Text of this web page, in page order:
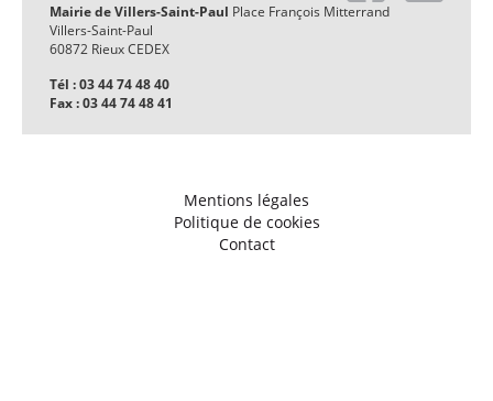
Mairie de Villers-Saint-Paul Place François Mitterrand
Villers-Saint-Paul
60872 Rieux CEDEX
Tél : 03 44 74 48 40
Fax : 03 44 74 48 41
Mentions légales
Politique de cookies
Contact